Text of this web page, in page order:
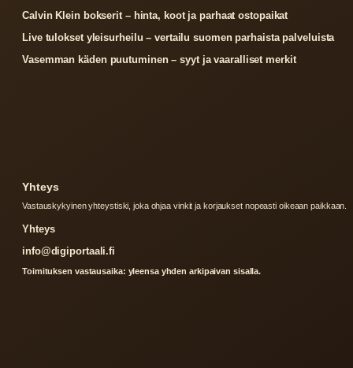
Calvin Klein bokserit – hinta, koot ja parhaat ostopaikat
Live tulokset yleisurheilu – vertailu suomen parhaista palveluista
Vasemman käden puutuminen – syyt ja vaaralliset merkit
Yhteys
Vastauskykyinen yhteystiski, joka ohjaa vinkit ja korjaukset nopeasti oikeaan paikkaan.
Yhteys
info@digiportaali.fi
Toimituksen vastausaika: yleensa yhden arkipaivan sisalla.